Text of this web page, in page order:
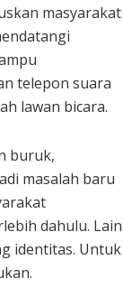
masyarakat
telepon suara
lawan bicara.
buruk,
masalah baru
dahulu. Lain
identitas. Untuk